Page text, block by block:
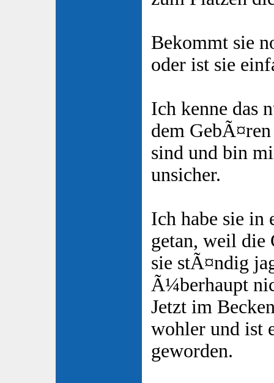
Bekommt sie
oder ist sie
Ich kenne das
dem
sind und bin
unsicher.
Ich habe sie in
getan, weil die
sie stÃ¤ndig
Ã¼berhaupt
Jetzt im
wohler und ist
geworden.